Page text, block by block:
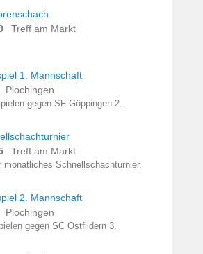
Treff am Markt
1. Mannschaft
Plochingen
gegen SF Göppingen 2.
Treff am Markt
monatliches Schnellschachturnier.
2. Mannschaft
Plochingen
gegen SC Ostfildern 3.